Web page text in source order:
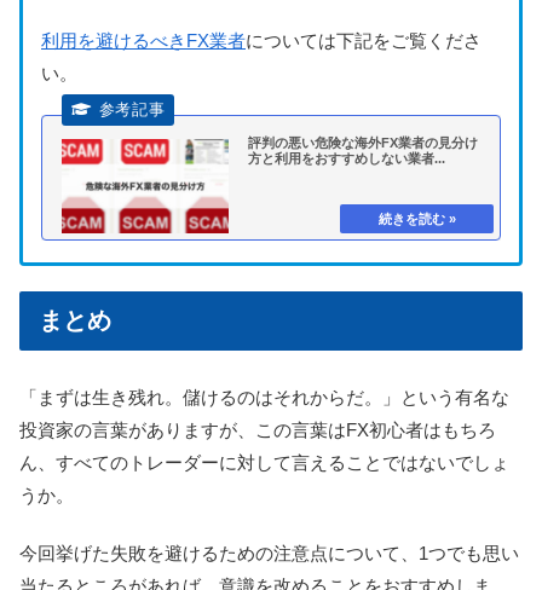
利用を避けるべきFX業者については下記をご覧くださ
い。
評判の悪い危険な海外FX業者の見分け
方と利用をおすすめしない業者...
まとめ
「まずは生き残れ。儲けるのはそれからだ。」という有名な
投資家の言葉がありますが、この言葉はFX初心者はもちろ
ん、すべてのトレーダーに対して言えることではないでしょ
うか。
今回挙げた失敗を避けるための注意点について、1つでも思い
当たるところがあれば、意識を改めることをおすすめしま